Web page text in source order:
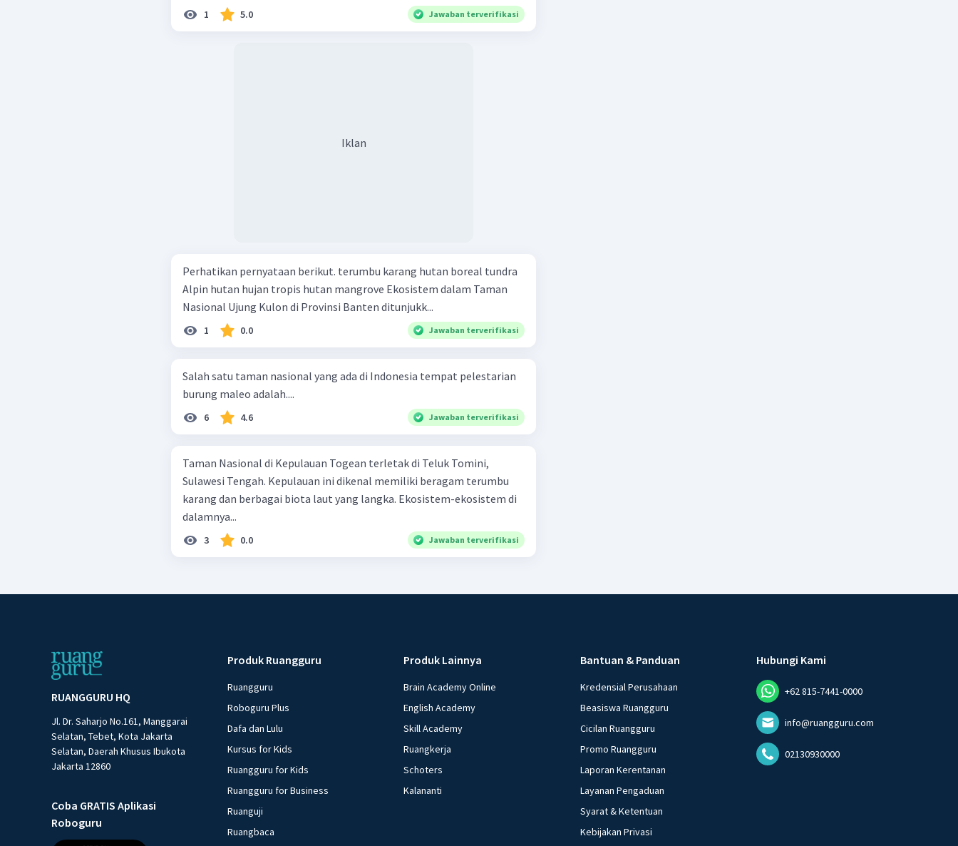
1 5.0 Jawaban terverifikasi
Iklan
Perhatikan pernyataan berikut. terumbu karang hutan boreal tundra
Alpin hutan hujan tropis hutan mangrove Ekosistem dalam Taman
Nasional Ujung Kulon di Provinsi Banten ditunjukk...
1 0.0 Jawaban terverifikasi
Salah satu taman nasional yang ada di Indonesia tempat pelestarian
burung maleo adalah....
6 4.6 Jawaban terverifikasi
Taman Nasional di Kepulauan Togean terletak di Teluk Tomini,
Sulawesi Tengah. Kepulauan ini dikenal memiliki beragam terumbu
karang dan berbagai biota laut yang langka. Ekosistem-ekosistem di
dalamnya...
3 0.0 Jawaban terverifikasi
RUANGGURU HQ
Jl. Dr. Saharjo No.161, Manggarai
Selatan, Tebet, Kota Jakarta
Selatan, Daerah Khusus Ibukota
Jakarta 12860
Coba GRATIS Aplikasi
Roboguru
Produk Ruangguru
Ruangguru
Roboguru Plus
Dafa dan Lulu
Kursus for Kids
Ruangguru for Kids
Ruangguru for Business
Ruanguji
Ruangbaca
Produk Lainnya
Brain Academy Online
English Academy
Skill Academy
Ruangkerja
Schoters
Kalananti
Bantuan & Panduan
Kredensial Perusahaan
Beasiswa Ruangguru
Cicilan Ruangguru
Promo Ruangguru
Laporan Kerentanan
Layanan Pengaduan
Syarat & Ketentuan
Kebijakan Privasi
Hubungi Kami
+62 815-7441-0000
info@ruangguru.com
02130930000